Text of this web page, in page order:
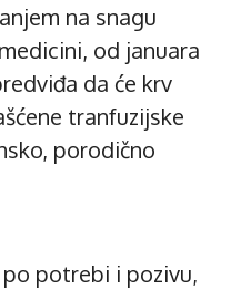
na snagu
od januara
da će krv
tranfuzijske
porodično
potrebi i pozivu,